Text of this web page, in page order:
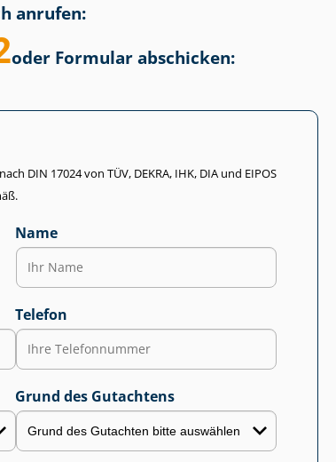
anrufen:
oder Formular abschicken:
DIN 17024 von TÜV, DEKRA, IHK, DIA und EIPOS
Name
Telefon
Grund des Gutachtens